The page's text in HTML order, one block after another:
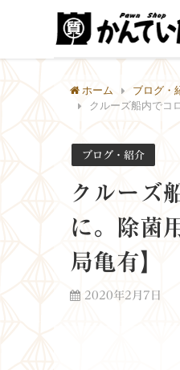
ホーム
ブログ・
クルーズ船内でコ
ブログ・紹介
クルーズ
に。除菌
局亀有】
2020年2月7日